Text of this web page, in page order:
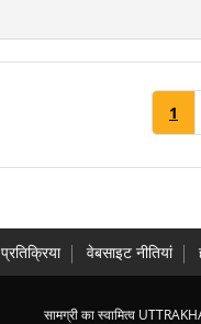
1
प्रतिक्रिया वेबसाइट नीतियां
सामग्री का स्वामित्व